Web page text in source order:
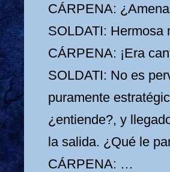
CÁRPENA:
SOLDATI: Hermosa
CÁRPENA: ¡Era
SOLDATI: No es
puramente
¿entiende?, y
la salida. ¿Qué le
CÁRPENA: …